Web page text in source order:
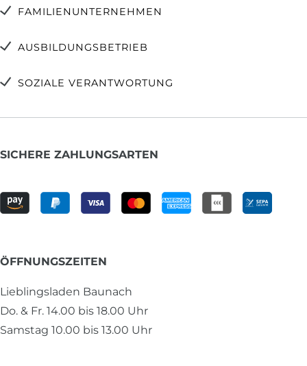
FAMILIENUNTERNEHMEN
AUSBILDUNGSBETRIEB
SOZIALE VERANTWORTUNG
SICHERE ZAHLUNGSARTEN
ÖFFNUNGSZEITEN
Lieblingsladen Baunach
Do. & Fr. 14.00 bis 18.00 Uhr
Samstag 10.00 bis 13.00 Uhr